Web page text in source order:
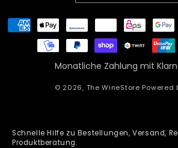
Zahlungsmethoden
Monatliche Zahlung mit
© 2026, The WineStore Powered
Schnelle Hilfe zu Bestellungen, Versand,
Produktberatung.